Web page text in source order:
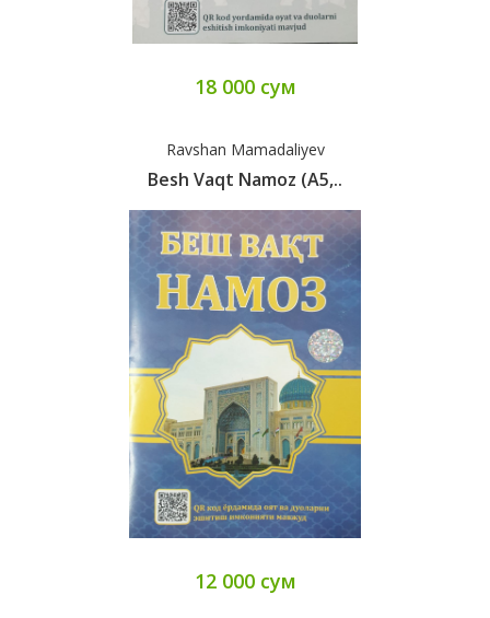
18 000 сум
Ravshan Mamadaliyev
Besh Vaqt Namoz (A5,..
12 000 сум